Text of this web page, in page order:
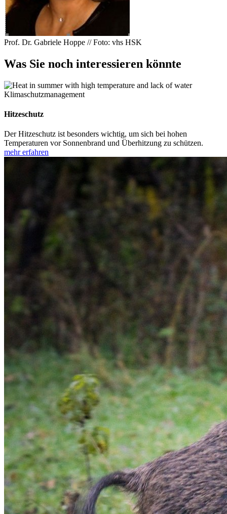
Prof. Dr. Gabriele Hoppe // Foto: vhs HSK
Was Sie noch interessieren könnte
Klimaschutzmanagement
Hitzeschutz
Der Hitzeschutz ist besonders wichtig, um sich bei hohen
Temperaturen vor Sonnenbrand und Überhitzung zu schützen.
mehr erfahren